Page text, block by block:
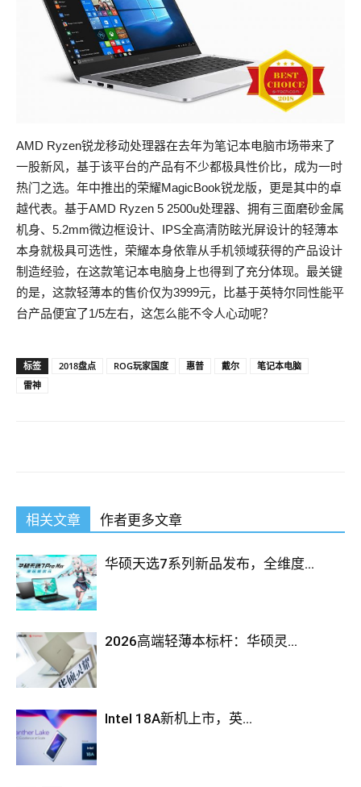
AMD Ryzen锐龙移动处理器在去年为笔记本电脑市场带来了
一股新风，基于该平台的产品有不少都极具性价比，成为一时
热门之选。年中推出的荣耀MagicBook锐龙版，更是其中的卓
越代表。基于AMD Ryzen 5 2500u处理器、拥有三面磨砂金属
机身、5.2mm微边框设计、IPS全高清防眩光屏设计的轻薄本
本身就极具可选性，荣耀本身依靠从手机领域获得的产品设计
制造经验，在这款笔记本电脑身上也得到了充分体现。最关键
的是，这款轻薄本的售价仅为3999元，比基于英特尔同性能平
台产品便宜了1/5左右，这怎么能不令人心动呢？
标签 2018盘点 ROG玩家国度 惠普 戴尔
笔记本电脑
雷神
相关文章 作者更多文章
华硕天选7系列新品发布，全维度...
2026高端轻薄本标杆：华硕灵...
Intel 18A新机上市，英...